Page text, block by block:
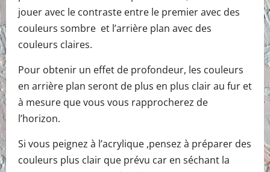
jouer avec le contraste entre le premier avec des
couleurs sombre et l’arrière plan avec des
couleurs claires.
Pour obtenir un effet de profondeur, les couleurs
en arrière plan seront de plus en plus clair au fur et
à mesure que vous vous rapprocherez de
l’horizon.
Si vous peignez à l’acrylique ,pensez à préparer des
couleurs plus clair que prévu car en séchant la